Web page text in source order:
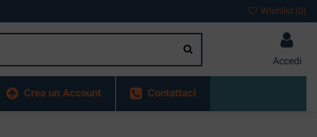
Wishlist (0)
Accedi
Crea un Account Contattaci